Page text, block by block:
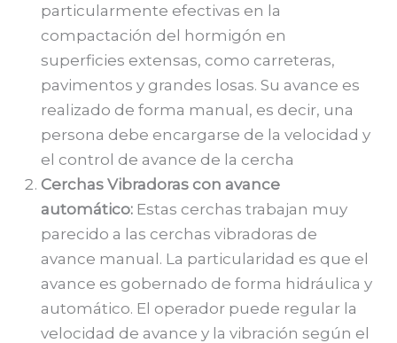
particularmente efectivas en la
compactación del hormigón en
superficies extensas, como carreteras,
pavimentos y grandes losas. Su avance es
realizado de forma manual, es decir, una
persona debe encargarse de la velocidad y
el control de avance de la cercha
Cerchas Vibradoras con avance
automático: Estas cerchas trabajan muy
parecido a las cerchas vibradoras de
avance manual. La particularidad es que el
avance es gobernado de forma hidráulica y
automático. El operador puede regular la
velocidad de avance y la vibración según el